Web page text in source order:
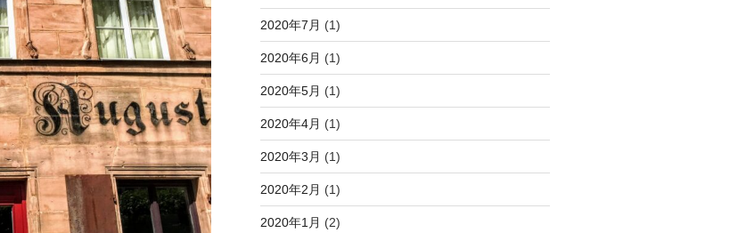
2020年7月 (1)
2020年6月 (1)
2020年5月 (1)
2020年4月 (1)
2020年3月 (1)
2020年2月 (1)
2020年1月 (2)